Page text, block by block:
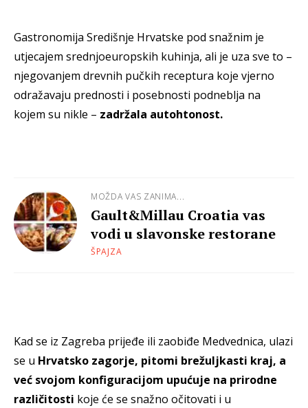
Gastronomija Središnje Hrvatske pod snažnim je
utjecajem srednjoeuropskih kuhinja, ali je uza sve to –
njegovanjem drevnih pučkih receptura koje vjerno
odražavaju prednosti i posebnosti podneblja na
kojem su nikle – zadržala autohtonost.
MOŽDA VAS ZANIMA...
Gault&Millau Croatia vas
vodi u slavonske restorane
ŠPAJZA
Kad se iz Zagreba prijeđe ili zaobiđe Medvednica, ulazi
se u Hrvatsko zagorje, pitomi brežuljkasti kraj, a
već svojom konfiguracijom upućuje na prirodne
različitosti koje će se snažno očitovati i u